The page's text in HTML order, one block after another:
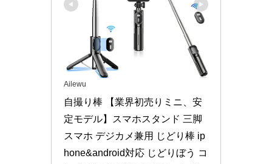
Ailewu
自撮り棒 【業界初売りミニ、安
定モデル】スマホスタンド 三脚
スマホ デジカメ兼用 じどり棒 ip
hone&android対応 じどりぼう コ